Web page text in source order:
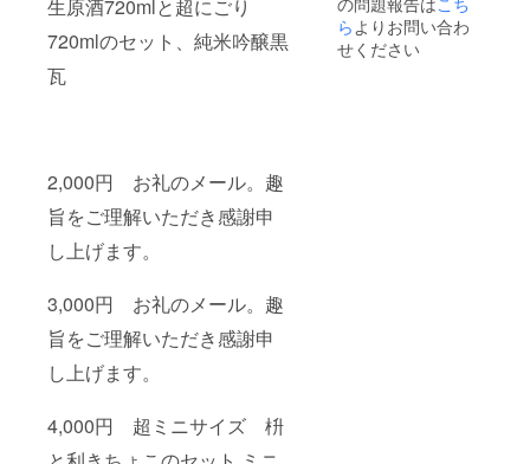
生原酒720mlと超にごり
720mlのセット、純米吟醸黒
瓦
2,000円 お礼のメール。趣
旨をご理解いただき感謝申
し上げます。
3,000円 お礼のメール。趣
旨をご理解いただき感謝申
し上げます。
4,000円 超ミニサイズ 枡
引き立
ちま
す。 そ
らよりお問い合わ
せください